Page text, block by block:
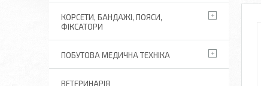
КОРСЕТИ, БАНДАЖІ, ПОЯСИ,
ФІКСАТОРИ
ПОБУТОВА МЕДИЧНА ТЕХНІКА
ВЕТЕРИНАРІЯ